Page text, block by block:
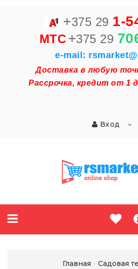
+375 29 1-
MTC+375 29
e-mail:
Доставка в любую
Рассрочка, кредит от 1
Вход
Главная
Садовая